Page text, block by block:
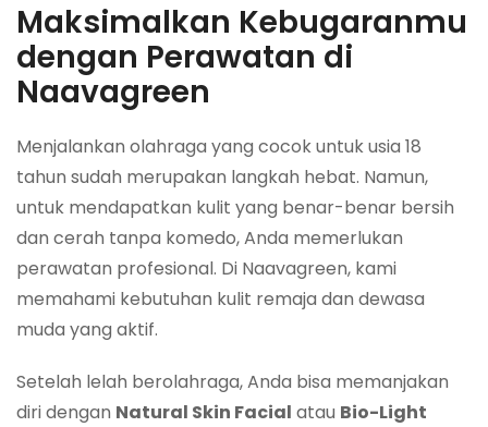
Maksimalkan Kebugaranmu
dengan Perawatan di
Naavagreen
Menjalankan olahraga yang cocok untuk usia 18
tahun sudah merupakan langkah hebat. Namun,
untuk mendapatkan kulit yang benar-benar bersih
dan cerah tanpa komedo, Anda memerlukan
perawatan profesional. Di Naavagreen, kami
memahami kebutuhan kulit remaja dan dewasa
muda yang aktif.
Setelah lelah berolahraga, Anda bisa memanjakan
diri dengan Natural Skin Facial atau Bio-Light